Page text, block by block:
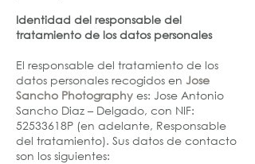
Identidad del responsable del
tratamiento de los datos personales
El responsable del tratamiento de los
datos personales recogidos en Jose
Sancho Photography es: Jose Antonio
Sancho Diaz – Delgado, con NIF:
52533618P (en adelante, Responsable
del tratamiento). Sus datos de contacto
son los siguientes: